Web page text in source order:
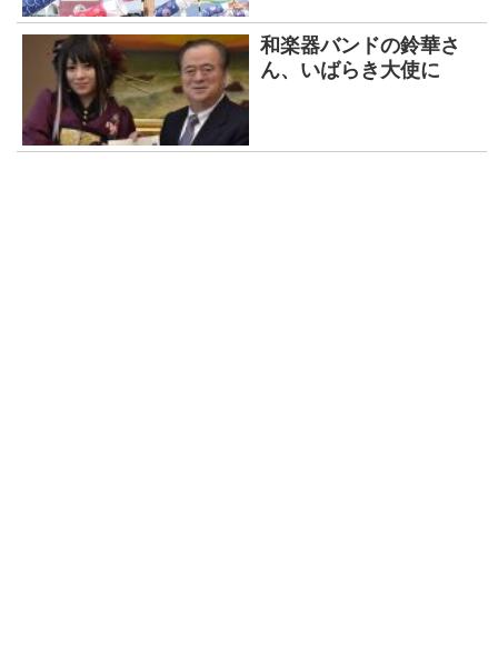
和楽器バンドの鈴華さ
ん、いばらき大使に